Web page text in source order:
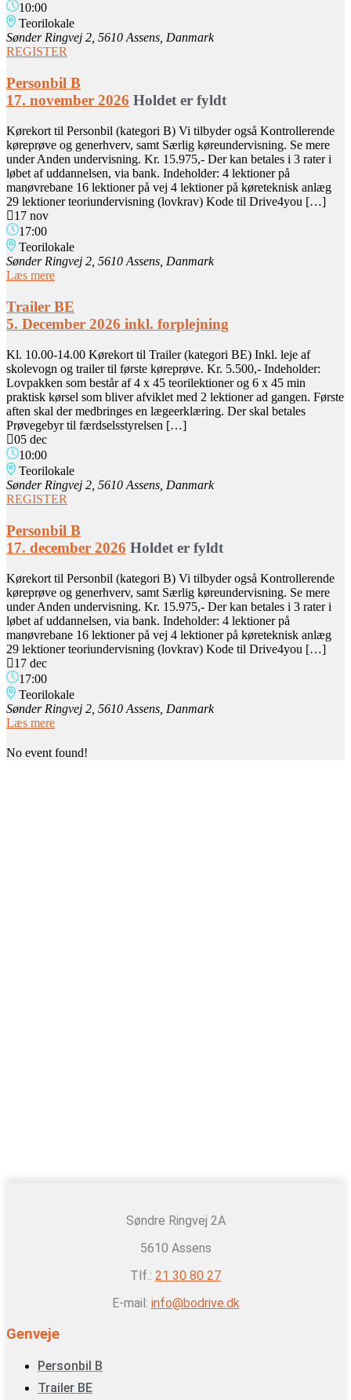
10:00
Teorilokale
Sønder Ringvej 2, 5610 Assens, Danmark
REGISTER
Personbil B
17. november 2026 Holdet er fyldt
Kørekort til Personbil (kategori B) Vi tilbyder også Kontrollerende
køreprøve og generhverv, samt Særlig køreundervisning. Se mere
under Anden undervisning. Kr. 15.975,- Der kan betales i 3 rater i
løbet af uddannelsen, via bank. Indeholder: 4 lektioner på
manøvrebane 16 lektioner på vej 4 lektioner på køreteknisk anlæg
29 lektioner teoriundervisning (lovkrav) Kode til Drive4you […]
17 nov
17:00
Teorilokale
Sønder Ringvej 2, 5610 Assens, Danmark
Læs mere
Trailer BE
5. December 2026 inkl. forplejning
Kl. 10.00-14.00 Kørekort til Trailer (kategori BE) Inkl. leje af
skolevogn og trailer til første køreprøve. Kr. 5.500,- Indeholder:
Lovpakken som består af 4 x 45 teorilektioner og 6 x 45 min
praktisk kørsel som bliver afviklet med 2 lektioner ad gangen. Første
aften skal der medbringes en lægeerklæring. Der skal betales
Prøvegebyr til færdselsstyrelsen […]
05 dec
10:00
Teorilokale
Sønder Ringvej 2, 5610 Assens, Danmark
REGISTER
Personbil B
17. december 2026 Holdet er fyldt
Kørekort til Personbil (kategori B) Vi tilbyder også Kontrollerende
køreprøve og generhverv, samt Særlig køreundervisning. Se mere
under Anden undervisning. Kr. 15.975,- Der kan betales i 3 rater i
løbet af uddannelsen, via bank. Indeholder: 4 lektioner på
manøvrebane 16 lektioner på vej 4 lektioner på køreteknisk anlæg
29 lektioner teoriundervisning (lovkrav) Kode til Drive4you […]
17 dec
17:00
Teorilokale
Sønder Ringvej 2, 5610 Assens, Danmark
Læs mere
No event found!
Søndre Ringvej 2A
5610 Assens
Tlf.: 21 30 80 27
E-mail: info@bodrive.dk
Genveje
Personbil B
Trailer BE